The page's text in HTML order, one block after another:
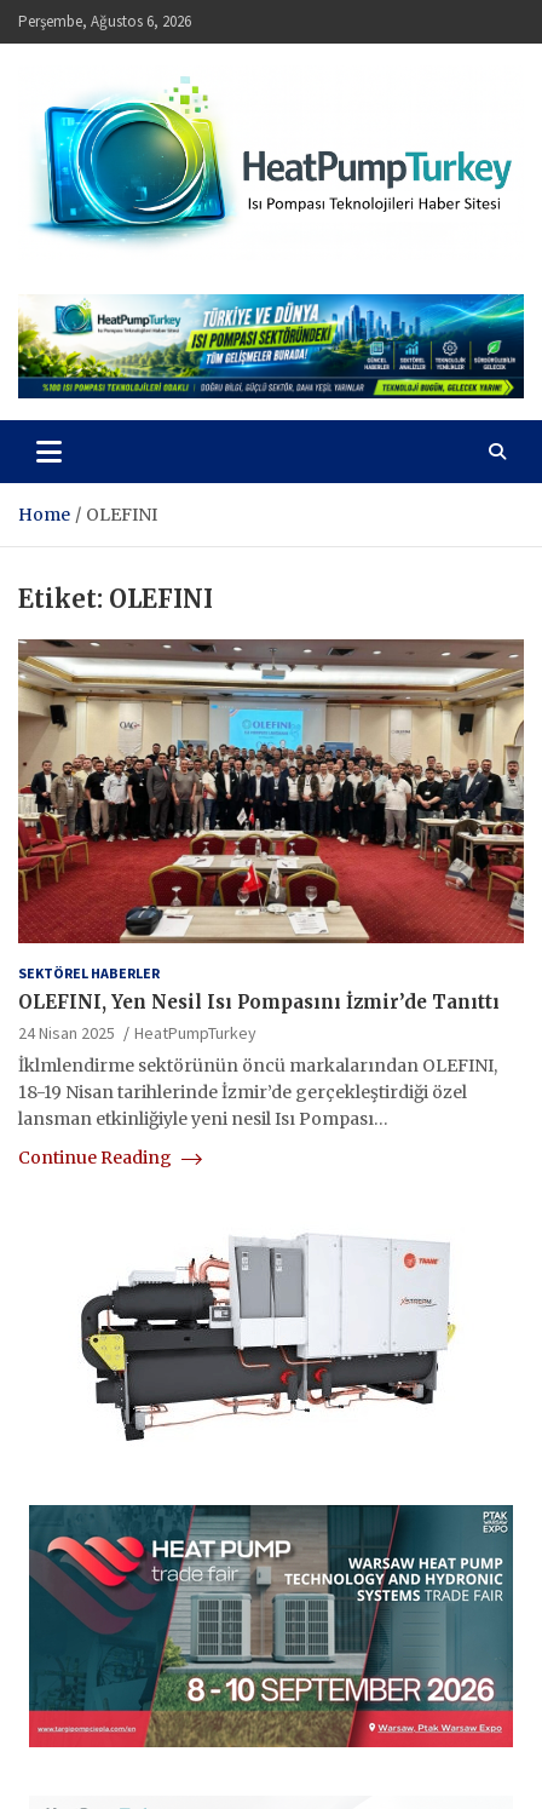
Skip
to
Perşembe, Ağustos 6, 2026
Home OLEFINI
Etiket: OLEFINI
SEKTÖREL HABERLER
OLEFINI, Yen Nesil Isı Pompasını İzmir’de Tanıttı
24 Nisan 2025
HeatPumpTurkey
İklmlendirme sektörünün öncü markalarından OLEFINI,
18-19 Nisan tarihlerinde İzmir’de gerçekleştirdiği özel
lansman etkinliğiyle yeni nesil Isı Pompası…
Continue Reading